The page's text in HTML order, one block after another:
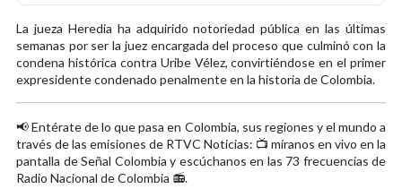
La jueza Heredia ha adquirido notoriedad pública en las últimas
semanas por ser la juez encargada del proceso que culminó con la
condena histórica contra Uribe Vélez, convirtiéndose en el primer
expresidente condenado penalmente en la historia de Colombia.
📢 Entérate de lo que pasa en Colombia, sus regiones y el mundo a
través de las emisiones de RTVC Noticias: 📺 míranos en vivo en la
pantalla de Señal Colombia y escúchanos en las 73 frecuencias de
Radio Nacional de Colombia 📻.